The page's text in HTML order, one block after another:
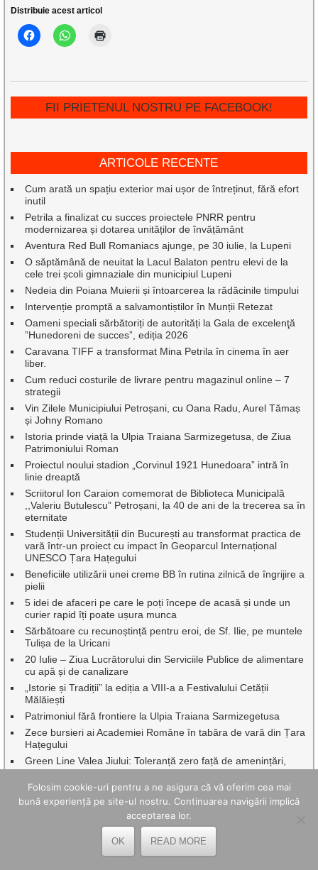
Distribuie acest articol
FII PRIETENUL NOSTRU PE FACEBOOK!
ARTICOLE RECENTE
Cum arată un spațiu exterior mai ușor de întreținut, fără efort
inutil
Petrila a finalizat cu succes proiectele PNRR pentru
modernizarea și dotarea unităților de învățământ
Aventura Red Bull Romaniacs ajunge, pe 30 iulie, la Lupeni
O săptămână de neuitat la Lacul Balaton pentru elevi de la
cele trei școli gimnaziale din municipiul Lupeni
Nedeia din Poiana Muierii și întoarcerea la rădăcinile timpului
Intervenție promptă a salvamontiștilor în Munții Retezat
Oameni speciali sărbătoriți de autorități la Gala de excelenţă
”Hunedoreni de succes”, ediția 2026
Caravana TIFF a transformat Mina Petrila în cinema în aer
liber.
Cum reduci costurile de livrare pentru magazinul online – 7
strategii
Vin Zilele Municipiului Petroșani, cu Oana Radu, Aurel Tămaș
și Johny Romano
Istoria prinde viață la Ulpia Traiana Sarmizegetusa, de Ziua
Patrimoniului Roman
Proiectul noului stadion „Corvinul 1921 Hunedoara” intră în
linie dreaptă
Scriitorul Ion Caraion comemorat de Biblioteca Municipală
,,Valeriu Butulescu” Petroșani, la 40 de ani de la trecerea sa în
eternitate
Studenții Universității din București au transformat practica de
vară într-un proiect cu impact în Geoparcul Internațional
UNESCO Țara Hațegului
Beneficiile utilizării unei creme BB în rutina zilnică de îngrijire a
pielii
5 idei de afaceri pe care le poți începe de acasă și unde un
curier rapid îți poate ușura munca
Sărbătoare cu recunoștință pentru eroi, de Sf. Ilie, pe muntele
Tulișa de la Uricani
20 Iulie – Ziua Lucrătorului din Serviciile Publice de alimentare
cu apă și de canalizare
„Istorie și Tradiții” la ediția a VIII-a a Festivalului Cetății
Mălăiești
Patrimoniul fără frontiere la Ulpia Traiana Sarmizegetusa
Zece bursieri ai Academiei Române în tabăra de vară din Țara
Hațegului
Green Line Valea Jiului: Toleranță zero față de amenințări,
intimidări și comportamente agresive în transportul public
Dr.ing. Benor Voicescu, împreună cu o seamă de profesori
emeriți ai Universității din Petroșani au fost onorați de
Continuă asfaltările, pe mai multe artere rutiere din Petroșani
Corvinul Hunedoara revine în Superliga luni, 20 iulie, cu meciul
Folosim cookie-uri pentru a ne asigura că vă oferim cea mai
bună experiență pe site-ul nostru. Continuarea navigării implică
acceptarea lor.
OK READ MORE